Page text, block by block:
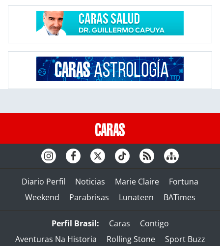
Diario Perfil Noticias Marie Claire
Fortuna
Weekend
Parabrisas Lunateen BATimes
Perfil Brasil: Caras
Contigo
Aventuras Na Historia
Rolling Stone Sport Buzz